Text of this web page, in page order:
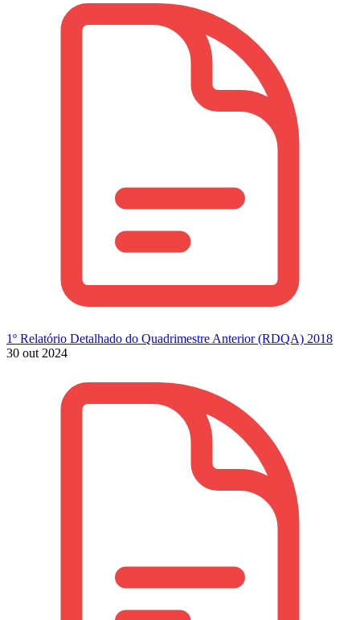
1º Relatório Detalhado do Quadrimestre Anterior (RDQA) 2018
30 out 2024